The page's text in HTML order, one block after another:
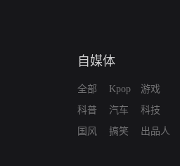
自媒体
全部
科普
国风
Kpop
汽车
搞笑
游戏
科技
出品人